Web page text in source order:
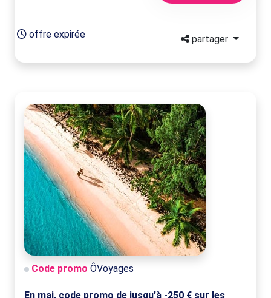
offre expirée partager
Code promo ÔVoyages
En mai, code promo de jusqu’à -250 € sur les